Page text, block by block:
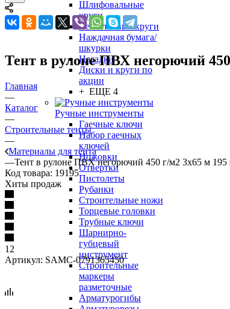
Шлифовальные
круги
Лепестковые круги
Наждачная бумага/
шкурки
Насадки
Диски и круги по
акции
+ ЕЩЕ 4
Ручные инструменты
Гаечные ключи
Набор гаечных
ключей
Ножовки
Отвертки
Пистолеты
Рубанки
Строительные ножи
Торцевые головки
Трубные ключи
Шарнирно-
губцевый
инструмент
Строительные
маркеры
разметочные
Арматурогибы
Тент в рулоне ПВХ негорючий
Главная
—
Каталог
—
Строительные тенты
—
Материалы для тента
—Тент в рулоне ПВХ негорючий 450 г/м2 3х65 м 195
Код товара: 19195
Хиты продаж
12
Артикул: SAMC-0791365450